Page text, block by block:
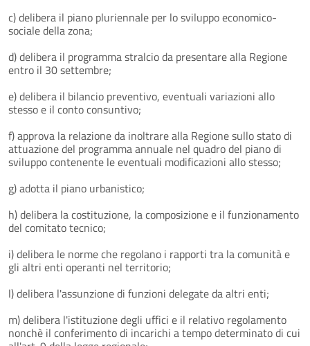
c) delibera il piano pluriennale per lo sviluppo economico-
sociale della zona;
d) delibera il programma stralcio da presentare alla Regione
entro il 30 settembre;
e) delibera il bilancio preventivo, eventuali variazioni allo
stesso e il conto consuntivo;
f) approva la relazione da inoltrare alla Regione sullo stato di
attuazione del programma annuale nel quadro del piano di
sviluppo contenente le eventuali modificazioni allo stesso;
g) adotta il piano urbanistico;
h) delibera la costituzione, la composizione e il funzionamento
del comitato tecnico;
i) delibera le norme che regolano i rapporti tra la comunità e
gli altri enti operanti nel territorio;
l) delibera l'assunzione di funzioni delegate da altri enti;
m) delibera l'istituzione degli uffici e il relativo regolamento
nonchè il conferimento di incarichi a tempo determinato di cui